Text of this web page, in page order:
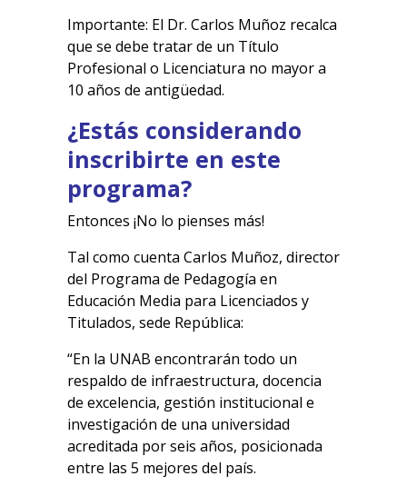
Importante: El Dr. Carlos Muñoz recalca
que se debe tratar de un Título
Profesional o Licenciatura no mayor a
10 años de antigüedad.
¿Estás considerando
inscribirte en este
programa?
Entonces ¡No lo pienses más!
Tal como cuenta Carlos Muñoz, director
del Programa de Pedagogía en
Educación Media para Licenciados y
Titulados, sede República:
“En la UNAB encontrarán todo un
respaldo de infraestructura, docencia
de excelencia, gestión institucional e
investigación de una universidad
acreditada por seis años, posicionada
entre las 5 mejores del país.